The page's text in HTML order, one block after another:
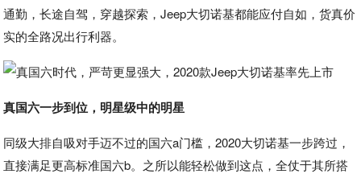
通勤，长途自驾，穿越探索，Jeep大切诺基都能应付自如，货真价
实的全路况出行利器。
真国六一步到位，明星级中的明星
同级大排自吸对手迈不过的国六a门槛，2020大切诺基一步跨过，
直接满足更高标准国六b。之所以能轻松做到这点，全仗于其所搭